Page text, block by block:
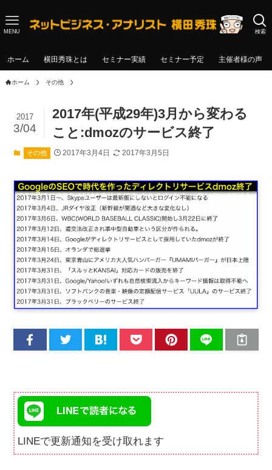
検索
MENU
ホーム 横田秀珠とは セミナー実績 セミナー予定 主催者様の声
ホーム その他
2017年(平成29年)3月から変わる
こと:dmozのサービス終了
2017
3/04
その他 2017年3月4日 2017年3月5日
LINEで更新通知を受け取れます